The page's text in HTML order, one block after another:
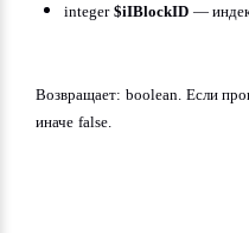
integer $iIBlockID —
Возвращает: boolean. Если
иначе false.